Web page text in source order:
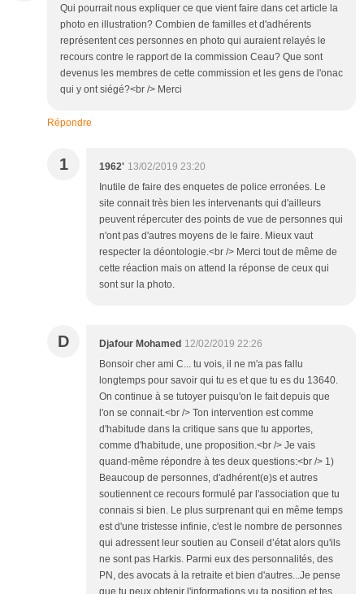
Qui pourrait nous expliquer ce que vient faire dans cet article la
photo en illustration? Combien de familles et d'adhérents
représentent ces personnes en photo qui auraient relayés le
recours contre le rapport de la commission Ceau? Que sont
devenus les membres de cette commission et les gens de l'onac
qui y ont siégé?<br /> Merci
Répondre
1 1962' 13/02/2019 23:20
Inutile de faire des enquetes de police erronées. Le
site connait très bien les intervenants qui d'ailleurs
peuvent répercuter des points de vue de personnes qui
n'ont pas d'autres moyens de le faire. Mieux vaut
respecter la déontologie.<br /> Merci tout de même de
cette réaction mais on attend la réponse de ceux qui
sont sur la photo.
D Djafour Mohamed 12/02/2019 22:26
Bonsoir cher ami C... tu vois, il ne m'a pas fallu
longtemps pour savoir qui tu es et que tu es du 13640.
On continue à se tutoyer puisqu'on le fait depuis que
l'on se connait.<br /> Ton intervention est comme
d'habitude dans la critique sans que tu apportes,
comme d'habitude, une proposition.<br /> Je vais
quand-même répondre à tes deux questions:<br /> 1)
Beaucoup de personnes, d'adhérent(e)s et autres
soutiennent ce recours formulé par l'association que tu
connais si bien. Le plus surprenant qui en même temps
est d'une tristesse infinie, c'est le nombre de personnes
qui adressent leur soutien au Conseil d’état alors qu'ils
ne sont pas Harkis. Parmi eux des personnalités, des
PN, des avocats à la retraite et bien d'autres...Je pense
que tu peux obtenir l'informations vu ta position et tes